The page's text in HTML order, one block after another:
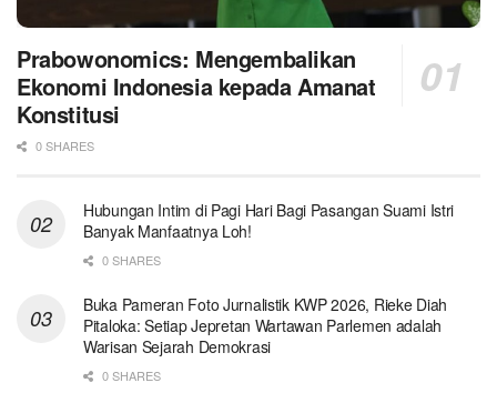
Prabowonomics: Mengembalikan
Ekonomi Indonesia kepada Amanat
Konstitusi
0 SHARES
Hubungan Intim di Pagi Hari Bagi Pasangan Suami Istri
Banyak Manfaatnya Loh!
0 SHARES
Buka Pameran Foto Jurnalistik KWP 2026, Rieke Diah
Pitaloka: Setiap Jepretan Wartawan Parlemen adalah
Warisan Sejarah Demokrasi
0 SHARES